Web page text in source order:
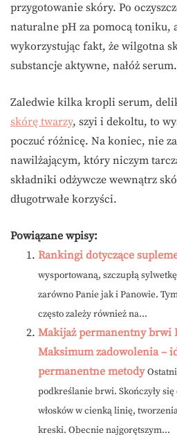
przygotowanie skóry. Po
naturalne pH za pomocą toniku,
wykorzystując fakt, że wilgotna
substancje aktywne, nałóż serum.
Zaledwie kilka kropli serum,
skórę twarzy, szyi i dekoltu, to
poczuć różnicę. Na koniec, nie
nawilżającym, który niczym
składniki odżywcze wewnątrz
długotrwałe korzyści.
Powiązane wpisy:
Rankingi dotyczące
wysportowaną, szczupłą
zarówno Panie jak i Panowie.
często zależy również na...
Makijaż permanentny brwi
Maksimum zadowolenia –
permanentne metody
podkreślanie brwi. Skończyły
włosków w cienką linię,
kreski. Obecnie najgorętszym...